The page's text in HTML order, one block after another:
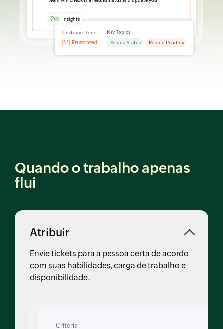
Quando o trabalho apenas
flui
Atribuir
Envie tickets para a pessoa certa de acordo
com suas habilidades, carga de trabalho e
disponibilidade.